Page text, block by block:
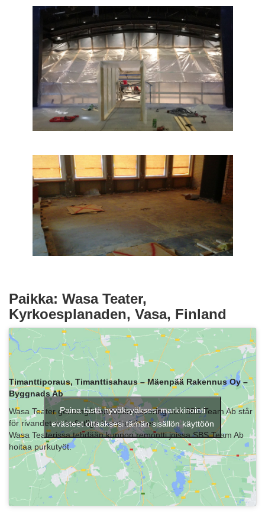
Paikka: Wasa Teater,
Kyrkoesplanaden, Vasa, Finland
Timanttiporaus, Timanttisahaus – Mäenpää Rakennus Oy –
Byggnads Ab
Wasa Teater genomgår en totalrenovering och SBS Team Ab står
för rivandet av befintliga konstruktioner.
Wasa Teaterissa tehdään kunnon remontti joissa SBS Team Ab
hoitaa purkutyöt.
Paina tästä hyväksyäksesi markkinointi
evästeet ottaaksesi tämän sisällön käyttöön